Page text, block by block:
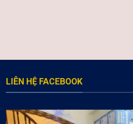
LIÊN HỆ FACEBOOK